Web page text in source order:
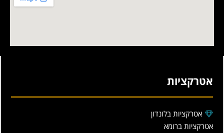
אטרקציות
אטרקציות בלונדון
אטרקציות ברומא